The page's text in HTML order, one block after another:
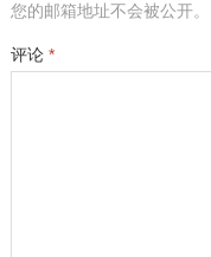
您的邮箱地址不会被公开。
评论 *